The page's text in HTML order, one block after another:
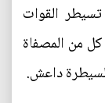
القوات
في المئة في كل من المصفاة
لسيطرة داعش.